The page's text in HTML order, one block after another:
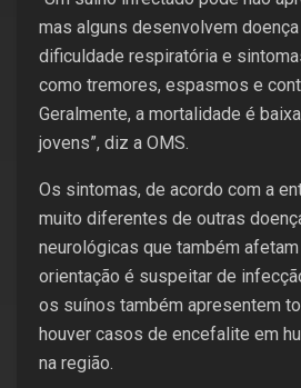
mas alguns desenvolvem
dificuldade respiratória e
como tremores, espasmos e
Geralmente, a mortalidade é
jovens”, diz a OMS.
Os sintomas, de acordo com a
muito diferentes de outras
neurológicas que também
orientação é suspeitar de
os suínos também apresentem
houver casos de encefalite em
na região.